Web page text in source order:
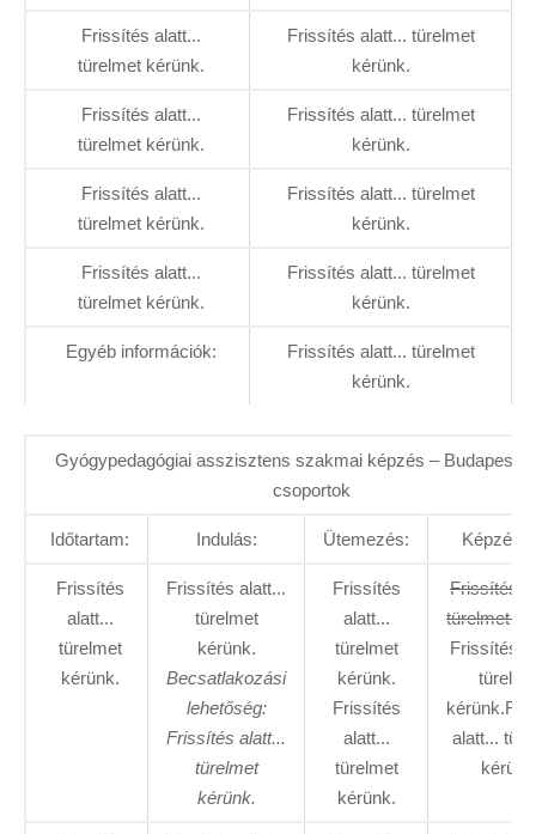
Frissítés alatt...
türelmet kérünk.
Frissítés alatt... türelmet
kérünk.
Frissítés alatt...
türelmet kérünk.
Frissítés alatt... türelmet
kérünk.
Frissítés alatt...
türelmet kérünk.
Frissítés alatt... türelmet
kérünk.
Frissítés alatt...
türelmet kérünk.
Frissítés alatt... türelmet
kérünk.
Egyéb információk:
Frissítés alatt... türelmet
kérünk.
Gyógypedagógiai asszisztens szakmai képzés – Budapest
csoportok
Időtartam: Indulás: Ütemezés: Képzés
Frissítés
alatt...
türelmet
kérünk.
Frissítés alatt...
türelmet
kérünk.
Becsatlakozási
lehetőség:
Frissítés alatt...
türelmet
kérünk.
Frissítés
alatt...
türelmet
kérünk.
Frissítés
alatt...
türelmet
kérünk.
Frissítés
türelmet
Frissítés
alatt...